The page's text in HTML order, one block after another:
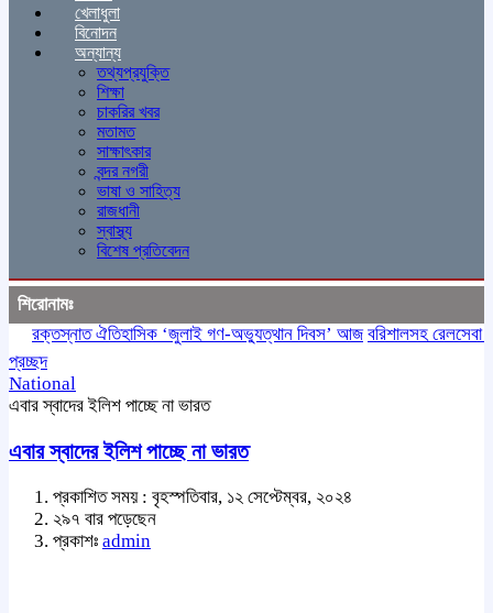
খেলাধুলা
বিনোদন
অন্যান্য
তথ্যপ্রযুক্তি
শিক্ষা
চাকরির খবর
মতামত
সাক্ষাৎকার
বন্দর নগরী
ভাষা ও সাহিত্য
রাজধানী
স্বাস্থ্য
বিশেষ প্রতিবেদন
শিরোনামঃ
রক্তস্নাত ঐতিহাসিক ‌‘জুলাই গণ-অভ্যুত্থান দিবস’ আজ বরিশালসহ রেলসেবা
প্রচ্ছদ
National
এবার স্বাদের ইলিশ পাচ্ছে না ভারত
এবার স্বাদের ইলিশ পাচ্ছে না ভারত
প্রকাশিত সময় : বৃহস্পতিবার, ১২ সেপ্টেম্বর, ২০২৪
২৯৭ বার পড়েছেন
প্রকাশঃ admin